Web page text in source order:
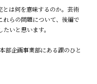
とは何を意味するのか。芸術
れらの問題について、後編で
いと思います。
部企画事業部にある課のひと